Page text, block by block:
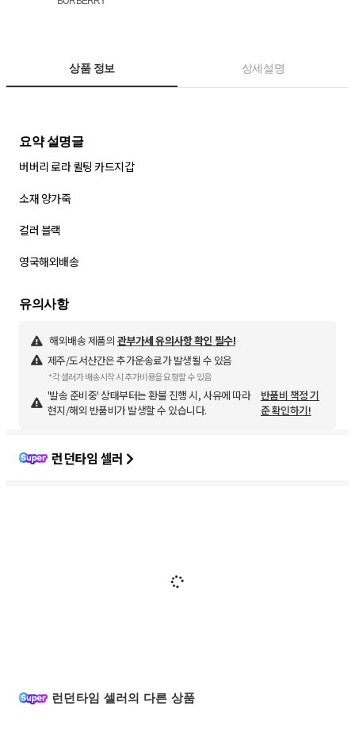
상품 정보 상세설명
요약 설명글
버버리 로라 퀼팅 카드지갑
소재 양가죽
컬러 블랙
영국해외배송
유의사항
해외배송 제품의 관부가세 유의사항 확인 필수!
제주/도서산간은 추가운송료가 발생될 수 있음
*각 셀러가 배송시작 시 추가비용을 요청할 수 있음
'발송 준비중' 상태부터는 환불 진행 시, 사유에 따라
현지/해외 반품비가 발생할 수 있습니다.
반품비 책정 기
준 확인하기!
런던타임 셀러
런던타임 셀러의 다른 상품